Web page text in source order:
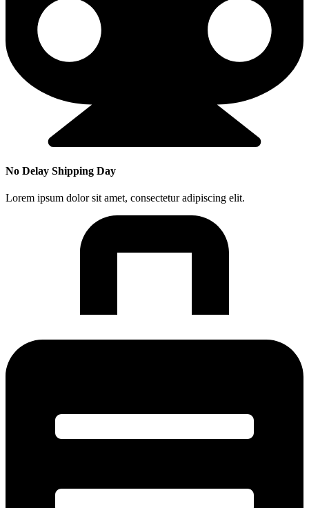
No Delay Shipping Day
Lorem ipsum dolor sit amet, consectetur adipiscing elit.